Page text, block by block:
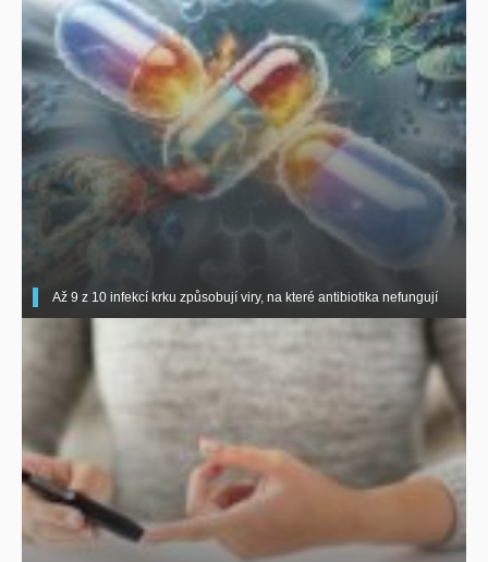
Až 9 z 10 infekcí krku způsobují viry, na které antibiotika nefungují